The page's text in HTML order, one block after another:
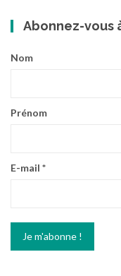
Abonnez-vous
Nom
Prénom
E-mail *